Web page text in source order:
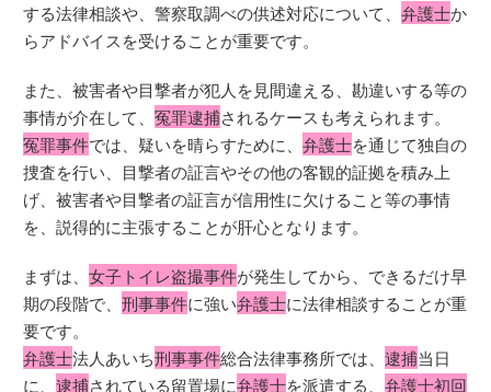
する法律相談や、警察取調べの供述対応について、弁護士か
らアドバイスを受けることが重要です。
また、被害者や目撃者が犯人を見間違える、勘違いする等の
事情が介在して、冤罪逮捕されるケースも考えられます。
冤罪事件では、疑いを晴らすために、弁護士を通じて独自の
捜査を行い、目撃者の証言やその他の客観的証拠を積み上
げ、被害者や目撃者の証言が信用性に欠けること等の事情
を、説得的に主張することが肝心となります。
まずは、女子トイレ盗撮事件が発生してから、できるだけ早
期の段階で、刑事事件に強い弁護士に法律相談することが重
要です。
弁護士法人あいち刑事事件総合法律事務所では、逮捕当日
に、逮捕されている留置場に弁護士を派遣する、弁護士初回